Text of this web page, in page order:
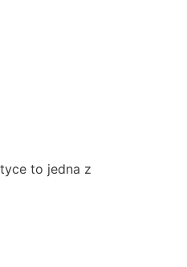
to jedna z